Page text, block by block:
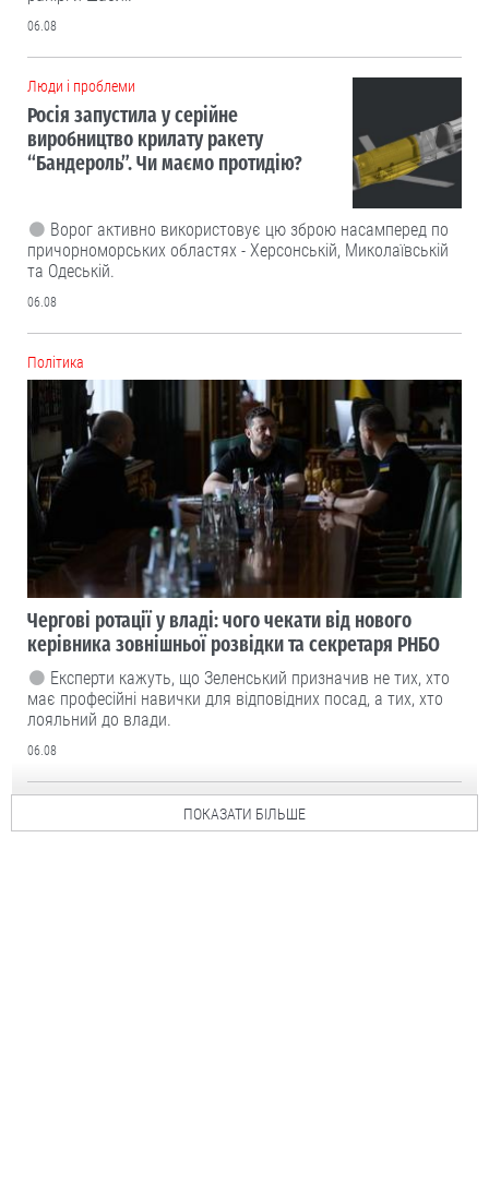
06.08
Люди і проблеми
Росія запустила у серійне
виробництво крилату ракету
“Бандероль”. Чи маємо протидію?
Ворог активно використовує цю зброю насамперед по
причорноморських областях - Херсонській, Миколаївській
та Одеській.
06.08
Політика
Чергові ротації у владі: чого чекати від нового
керівника зовнішньої розвідки та секретаря РНБО
Експерти кажуть, що Зеленський призначив не тих, хто
має професійні навички для відповідних посад, а тих, хто
лояльний до влади.
06.08
ПОКАЗАТИ БІЛЬШЕ